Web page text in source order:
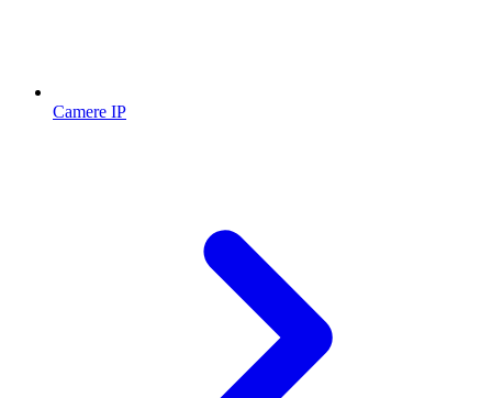
Camere IP